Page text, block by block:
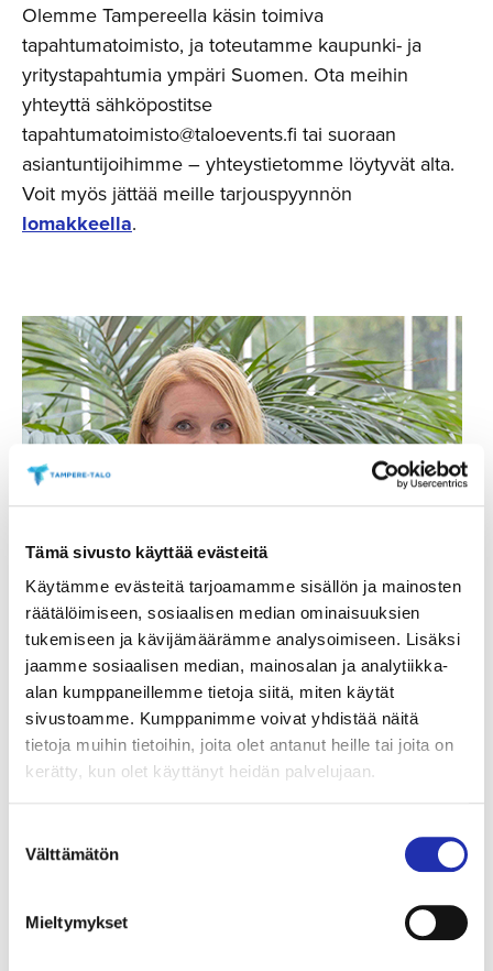
Tämä sivusto käyttää evästeitä
Käytämme evästeitä tarjoamamme sisällön ja mainosten
räätälöimiseen, sosiaalisen median ominaisuuksien
tukemiseen ja kävijämäärämme analysoimiseen. Lisäksi
jaamme sosiaalisen median, mainosalan ja analytiikka-
alan kumppaneillemme tietoja siitä, miten käytät
sivustoamme. Kumppanimme voivat yhdistää näitä
tietoja muihin tietoihin, joita olet antanut heille tai joita on
kerätty, kun olet käyttänyt heidän palvelujaan.
valinta
Välttämätön
Mieltymykset
Olemme Tampereella käsin toimiva
tapahtumatoimisto, ja toteutamme kaupunki- ja
yritystapahtumia ympäri Suomen. Ota meihin
yhteyttä sähköpostitse
tapahtumatoimisto@taloevents.fi tai suoraan
asiantuntijoihimme – yhteystietomme löytyvät alta.
Voit myös jättää meille tarjouspyynnön
lomakkeella.